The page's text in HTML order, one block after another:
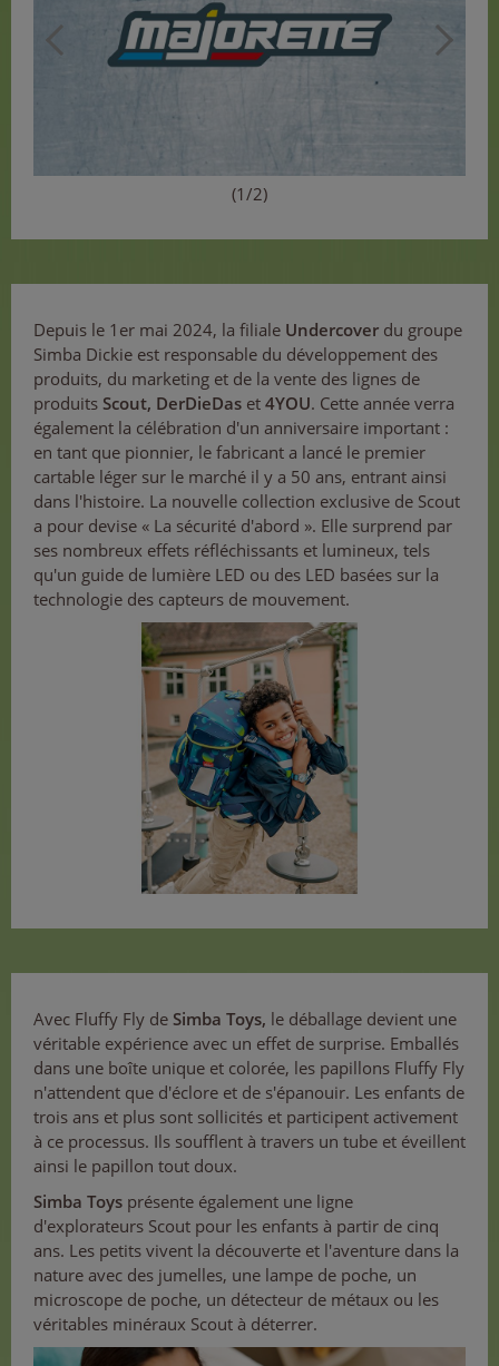
(1/2)
Depuis le 1er mai 2024, la filiale Undercover du groupe
Simba Dickie est responsable du développement des
produits, du marketing et de la vente des lignes de
produits Scout, DerDieDas et 4YOU. Cette année verra
également la célébration d'un anniversaire important :
en tant que pionnier, le fabricant a lancé le premier
cartable léger sur le marché il y a 50 ans, entrant ainsi
dans l'histoire. La nouvelle collection exclusive de Scout
a pour devise « La sécurité d'abord ». Elle surprend par
ses nombreux effets réfléchissants et lumineux, tels
qu'un guide de lumière LED ou des LED basées sur la
technologie des capteurs de mouvement.
Avec Fluffy Fly de Simba Toys, le déballage devient une
véritable expérience avec un effet de surprise. Emballés
dans une boîte unique et colorée, les papillons Fluffy Fly
n'attendent que d'éclore et de s'épanouir. Les enfants de
trois ans et plus sont sollicités et participent activement
à ce processus. Ils soufflent à travers un tube et éveillent
ainsi le papillon tout doux.
Simba Toys présente également une ligne
d'explorateurs Scout pour les enfants à partir de cinq
ans. Les petits vivent la découverte et l'aventure dans la
nature avec des jumelles, une lampe de poche, un
microscope de poche, un détecteur de métaux ou les
véritables minéraux Scout à déterrer.